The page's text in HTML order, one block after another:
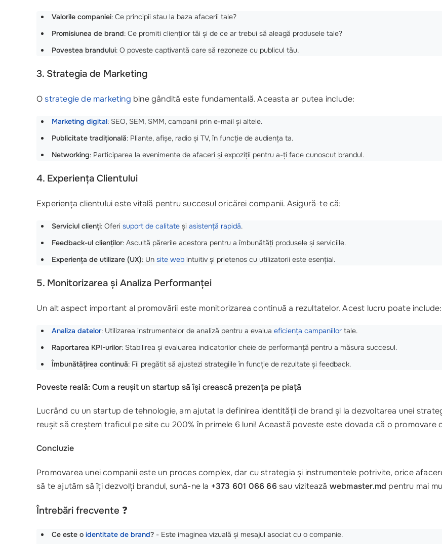
Valorile companiei: Ce principii stau la baza afacerii tale?
Promisiunea de brand: Ce promiti clienților tăi și de ce ar trebui să aleagă produsele tale?
Povestea brandului: O poveste captivantă care să rezoneze cu publicul tău.
3. Strategia de Marketing
Ostrategie de marketing bine gândită este fundamentală. Aceasta ar putea include:
Marketing digital: SEO, SEM, SMM, campanii prin e-mail și altele.
Publicitate tradițională: Pliante, afișe, radio și TV, în funcție de audiența ta.
Networking: Participarea la evenimente de afaceri și expoziții pentru a-ți face cunoscut brandul.
4. Experiența Clientului
Experiența clientului este vitală pentru succesul oricărei companii. Asigură-te că:
Serviciul clienți: Oferi suport de calitate și asistență rapidă.
Feedback-ul clienților: Ascultă părerile acestora pentru a îmbunătăți produsele și serviciile.
Experiența de utilizare (UX): Un site web intuitiv și prietenos cu utilizatorii este esențial.
5. Monitorizarea și Analiza Performanței
Un alt aspect important al promovării este monitorizarea continuă a rezultatelor. Acest lucru poate include:
Analiza datelor: Utilizarea instrumentelor de analiză pentru a evalua eficiența campaniilor tale.
Raportarea KPI-urilor: Stabilirea și evaluarea indicatorilor cheie de performanță pentru a măsura succesul.
Îmbunătățirea continuă: Fii pregătit să ajustezi strategiile în funcție de rezultate și feedback.
Poveste reală: Cum a reușit un startup să își crească prezența pe piață
Lucrând cu un startup de tehnologie, am ajutat la definirea identității de brand și la dezvoltarea unei
reușit să creștem traficul pe site cu 200% în primele 6 luni! Această poveste este dovada că o
Concluzie
Promovarea unei companii este un proces complex, dar cu strategia și instrumentele potrivite, orice
să te ajutăm să îți dezvolți brandul, sună-ne la +373 601 066 66sau vizitează webmaster.md pentru mai
Întrebări frecvente ❓
Ce este o identitate de brand? - Este imaginea vizuală și mesajul asociat cu o companie.